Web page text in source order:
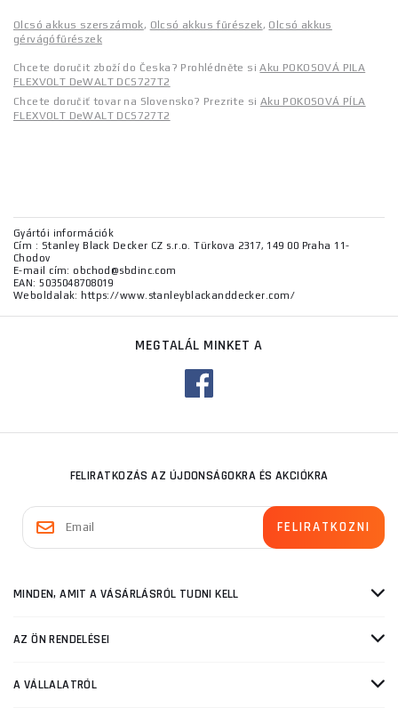
Olcsó akkus szerszámok, Olcsó akkus fűrészek, Olcsó akkus
gérvágófűrészek
Chcete doručit zboží do Česka? Prohlédněte siAku POKOSOVÁ PILA
FLEXVOLT DeWALT DCS727T2
Chcete doručiť tovar na Slovensko? Prezrite si Aku POKOSOVÁ PÍLA
FLEXVOLT DeWALT DCS727T2
Gyártói információk
Cím : Stanley Black Decker CZ s.r.o. Türkova 2317, 149 00 Praha 11-
Chodov
E-mail cím: obchod@sbdinc.com
EAN: 5035048708019
Weboldalak: https://www.stanleyblackanddecker.com/
MEGTALÁL MINKET A
FELIRATKOZÁS AZ ÚJDONSÁGOKRA ÉS AKCIÓKRA
MINDEN, AMIT A VÁSÁRLÁSRÓL TUDNI KELL
AZ ÖN RENDELÉSEI
A VÁLLALATRÓL